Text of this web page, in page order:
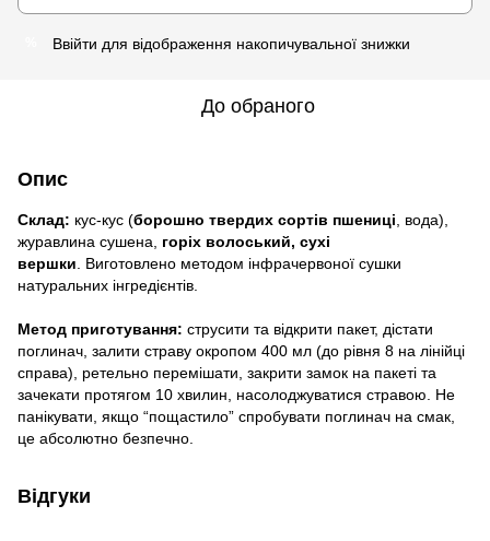
Ввійти для відображення накопичувальної знижки
До обраного
Опис
Склад: кус-кус (борошно твердих сортів пшениці , вода),
журавлина сушена, горіх волоський, сухі
вершки . Виготовлено методом інфрачервоної сушки
натуральних інгредієнтів.
Метод приготування: струсити та відкрити пакет, дістати
поглинач, залити страву окропом 400 мл (до рівня 8 на лінійці
справа), ретельно перемішати, закрити замок на пакеті та
зачекати протягом 10 хвилин, насолоджуватися стравою. Не
панікувати, якщо “пощастило” спробувати поглинач на смак,
це абсолютно безпечно.
Відгуки